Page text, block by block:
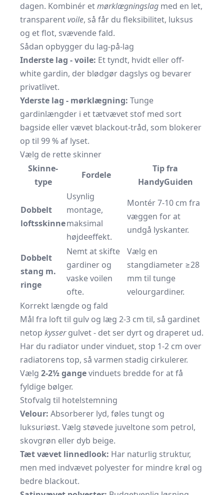
dagen. Kombinér etmørklægningslag med en let,
transparentvoile, så får du fleksibilitet, luksus
og et flot, svævende fald.
Sådan opbygger du lag-på-lag
Inderste lag - voile: Et tyndt, hvidt eller off-
white gardin, der blødgør dagslys og bevarer
privatlivet.
Yderste lag - mørklægning: Tunge
gardinlængder i et tætvævet stof med sort
bagside eller vævet blackout-tråd, som blokerer
op til 99 % af lyset.
Vælg de rette skinner
Skinne-
type
Fordele
Tip fra
HandyGuiden
Dobbelt
loftsskinne
Usynlig
montage,
maksimal
højdeeffekt.
Montér 7-10 cm fra
væggen for at
undgå lyskanter.
Dobbelt
stang m.
ringe
Nemt at skifte
gardiner og
vaske voilen
ofte.
Vælg en
stangdiameter ≥28
mm til tunge
velourgardiner.
Korrekt længde og fald
Mål fra loft til gulv og læg 2-3 cm til, så gardinet
netop kyssergulvet - det ser dyrt og draperet ud.
Har du radiator under vinduet, stop 1-2 cm over
radiatorens top, så varmen stadig cirkulerer.
Vælg 2-2½ gangevinduets bredde for at få
fyldige bølger.
Stofvalg til hotelstemning
Velour: Absorberer lyd, føles tungt og
luksuriøst. Vælg støvede juveltone som petrol,
skovgrøn eller dyb beige.
Tæt vævet linnedlook: Har naturlig struktur,
men med indvævet polyester for mindre krøl og
bedre blackout.